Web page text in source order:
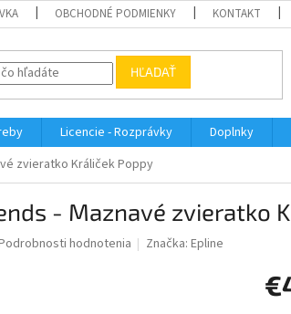
OBCHODNÉ PODMIENKY KONTAKT
HĽADAŤ
Licencie - Rozprávky Doplnky
zvieratko Králiček Poppy
- Maznavé zvieratko
hodnotenia Značka:Epline